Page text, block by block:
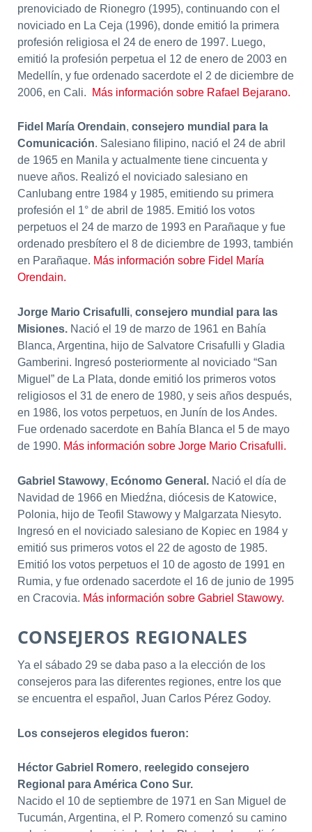
prenoviciado de Rionegro (1995), continuando con el
noviciado en La Ceja (1996), donde emitió la primera
profesión religiosa el 24 de enero de 1997. Luego,
emitió la profesión perpetua el 12 de enero de 2003 en
Medellín, y fue ordenado sacerdote el 2 de diciembre de
2006, en Cali.
Más información sobre Rafael Bejarano.
Fidel María Orendain, consejero mundial para la
Comunicación. Salesiano filipino, nació el 24 de abril
de 1965 en Manila y actualmente tiene cincuenta y
nueve años. Realizó el noviciado salesiano en
Canlubang entre 1984 y 1985, emitiendo su primera
profesión el 1° de abril de 1985. Emitió los votos
perpetuos el 24 de marzo de 1993 en Parañaque y fue
ordenado presbítero el 8 de diciembre de 1993, también
en Parañaque. Más información sobre Fidel María
Orendain.
Jorge Mario Crisafulli, consejero mundial para las
Misiones.Nació el 19 de marzo de 1961 en Bahía
Blanca, Argentina, hijo de Salvatore Crisafulli y Gladia
Gamberini. Ingresó posteriormente al noviciado “San
Miguel” de La Plata, donde emitió los primeros votos
religiosos el 31 de enero de 1980, y seis años después,
en 1986, los votos perpetuos, en Junín de los Andes.
Fue ordenado sacerdote en Bahía Blanca el 5 de mayo
de 1990. Más información sobre Jorge Mario Crisafulli.
Gabriel Stawowy, Ecónomo General.Nació el día de
Navidad de 1966 en Miedźna, diócesis de Katowice,
Polonia, hijo de Teofil Stawowy y Malgarzata Niesyto.
Ingresó en el noviciado salesiano de Kopiec en 1984 y
emitió sus primeros votos el 22 de agosto de 1985.
Emitió los votos perpetuos el 10 de agosto de 1991 en
Rumia, y fue ordenado sacerdote el 16 de junio de 1995
en Cracovia. Más información sobre Gabriel Stawowy.
CONSEJEROS REGIONALES
Ya el sábado 29 se daba paso a la elección de los
consejeros para las diferentes regiones, entre los que
se encuentra el español, Juan Carlos Pérez Godoy.
Los consejeros elegidos fueron:
Héctor Gabriel Romero, reelegido consejero
Regional para América Cono Sur.
Nacido el 10 de septiembre de 1971 en San Miguel de
Tucumán, Argentina, el P. Romero comenzó su camino